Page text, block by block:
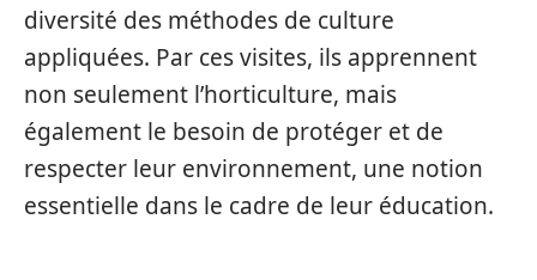
diversité des méthodes de culture
appliquées. Par ces visites, ils apprennent
non seulement l’horticulture, mais
également le besoin de protéger et de
respecter leur environnement, une notion
essentielle dans le cadre de leur éducation.